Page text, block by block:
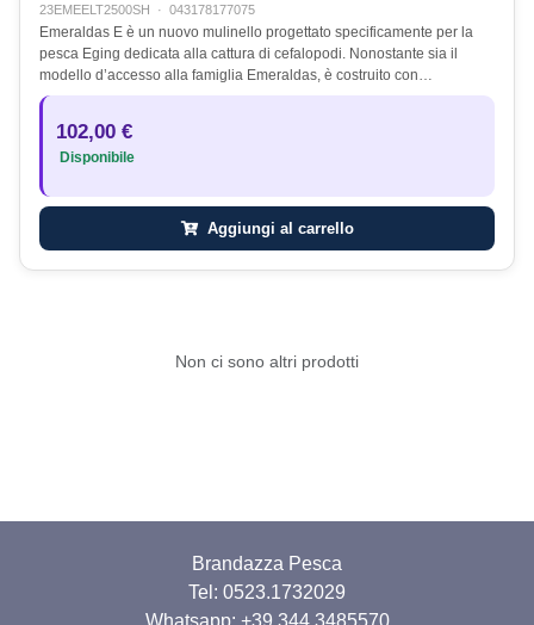
23EMEELT2500SH · 043178177075
Emeraldas E è un nuovo mulinello progettato specificamente per la
pesca Eging dedicata alla cattura di cefalopodi. Nonostante sia il
modello d’accesso alla famiglia Emeraldas, è costruito con…
102,00 €
Disponibile
Aggiungi al carrello
Non ci sono altri prodotti
Brandazza Pesca
Tel: 0523.1732029
Whatsapp: +39 344 3485570